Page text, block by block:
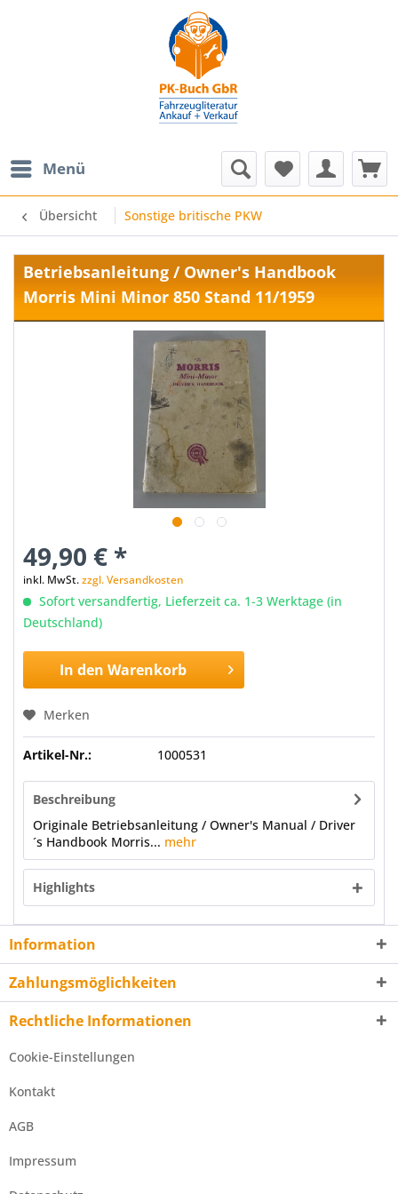
Menü
Übersicht Sonstige britische PKW
Betriebsanleitung / Owner's Handbook
Morris Mini Minor 850 Stand 11/1959
49,90 € *
inkl. MwSt.zzgl. Versandkosten
Sofort versandfertig, Lieferzeit ca. 1-3 Werktage (in
Deutschland)
In den Warenkorb
Merken
Artikel-Nr.: 1000531
Beschreibung
Originale Betriebsanleitung / Owner's Manual / Driver
´s Handbook Morris... mehr
Highlights
Information
Zahlungsmöglichkeiten
Rechtliche Informationen
Cookie-Einstellungen
Kontakt
AGB
Impressum